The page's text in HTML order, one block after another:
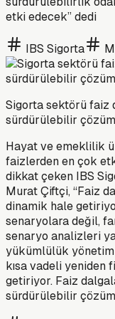
etki edecek” dedi
IBS Sigorta
Sigorta sektörü faiz
sürdürülebilir
Hayat ve emeklilik
faizlerden en çok
dikkat çeken IBS
Murat Çiftçi, “Faiz
dinamik hale
senaryolara değil,
senaryo analizleri
yükümlülük
kısa vadeli
getiriyor. Faiz
sürdürülebilir